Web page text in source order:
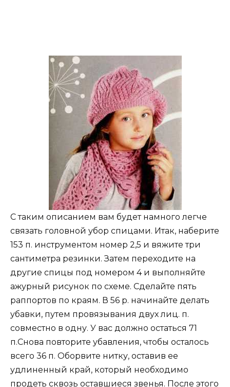
С таким описанием вам будет намного легче
связать головной убор спицами. Итак, наберите
153 п. инструментом номер 2,5 и вяжите три
сантиметра резинки. Затем переходите на
другие спицы под номером 4 и выполняйте
ажурный рисунок по схеме. Сделайте пять
раппортов по краям. В 56 р. начинайте делать
убавки, путем провязывания двух лиц. п.
совместно в одну. У вас должно остаться 71
п.Снова повторите убавления, чтобы осталось
всего 36 п. Оборвите нитку, оставив ее
удлиненный край, который необходимо
продеть сквозь оставшиеся звенья. После этого